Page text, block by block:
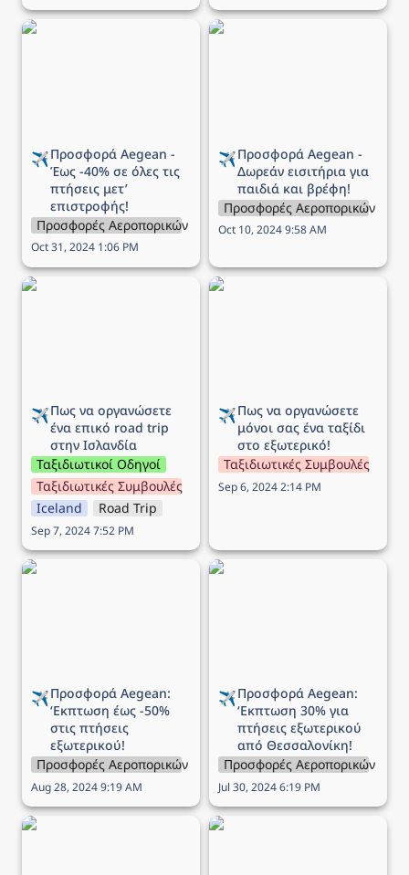
Προσφορά Aegean - Έως
✈️
Έως -40% σε όλες τις
πτήσεις μετ’
επιστροφής!
Προσφορές Αεροπορικών Εταιρειών
Oct 31, 2024 1:06 PM
Προσφορά Aegean -
✈️
Δωρεάν εισιτήρια για
παιδιά και βρέφη!
Προσφορές Αεροπορικών
Oct 10, 2024 9:58 AM
Πως να οργανώσετε ένα
✈️Πως να οργανώσετε
ένα επικό road trip
στην Ισλανδία
Ταξιδιωτικοί Οδηγοί
Ταξιδιωτικές Συμβουλές
Iceland
Road Trip
Sep 7, 2024 7:52 PM
Πως να οργανώσετε
✈️Πως να οργανώσετε
μόνοι σας ένα ταξίδι
στο εξωτερικό!
Ταξιδιωτικές Συμβουλές
Sep 6, 2024 2:14 PM
Προσφορά Aegean:
✈️Προσφορά Aegean:
‘Εκπτωση έως -50%
στις πτήσεις
εξωτερικού!
Προσφορές Αεροπορικών Εταιρειών
Aug 28, 2024 9:19 AM
Προσφορά Aegean:
✈️Προσφορά Aegean:
‘Εκπτωση 30% για
πτήσεις εξωτερικού
από Θεσσαλονίκη!
Προσφορές Αεροπορικών
Jul 30, 2024 6:19 PM
Προσφορά Aegean:
Προσφορά Aegean: Έως